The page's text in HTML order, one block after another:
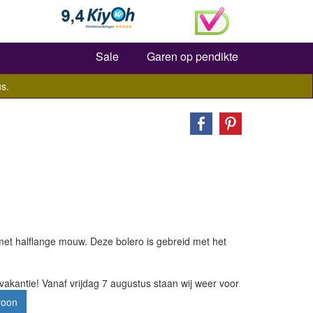
Zoeken
Sale Garen op pendikte
halflange mouw. Deze bolero is gebreid met het
Vanaf vrijdag 7 augustus staan wij weer voor